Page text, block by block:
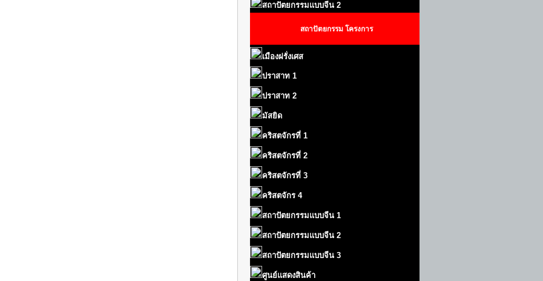
สถาปัตยกรรมแบบจีน 2
สถาปัตยกรรม โครงการ
เมืองฝรั่งเศส
ปราสาท 1
ปราสาท 2
มัสยิด
คริสตจักรที่ 1
คริสตจักรที่ 2
คริสตจักรที่ 3
คริสตจักร 4
สถาปัตยกรรมแบบจีน 1
สถาปัตยกรรมแบบจีน 2
สถาปัตยกรรมแบบจีน 3
ศูนย์แสดงสินค้า